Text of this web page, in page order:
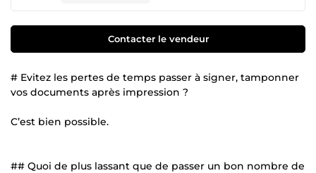
Contacter le vendeur
# Evitez les pertes de temps passer à signer, tamponner
vos documents après impression ?
C’est bien possible.
## Quoi de plus lassant que de passer un bon nombre de